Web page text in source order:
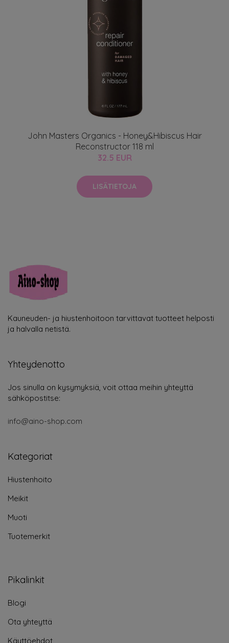
John Masters Organics - Honey&Hibiscus Hair
Reconstructor 118 ml
32.5 EUR
LISÄTIETOJA
Kauneuden- ja hiustenhoitoon tarvittavat tuotteet helposti
ja halvalla netistä.
Yhteydenotto
Jos sinulla on kysymyksiä, voit ottaa meihin yhteyttä
sähköpostitse:
info@aino-shop.com
Kategoriat
Hiustenhoito
Meikit
Muoti
Tuotemerkit
Pikalinkit
Blogi
Ota yhteyttä
Käyttöehdot